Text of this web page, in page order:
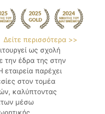
Δείτε περισσότερα >>
ως σχολή
την έδρα της στην
παρέχει
στον τομέα
καλύπτοντας
μέσω
...